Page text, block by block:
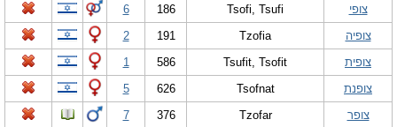
מפורסמיםחדש!
נומרולוגיה
הוסף שם
צור קשר
צופי Tsofi, Tsufi
186
6
צופיה
Tzofia
191
2
צופית
Tsufit, Tsofit
586
1
צופנת
Tsofnat
626
5
צופר
Tzofar
376
7